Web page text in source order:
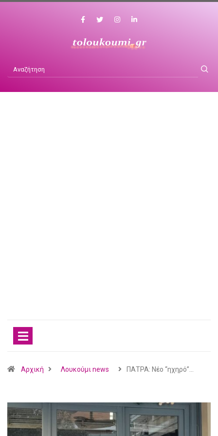
Αρχική Λουκούμι news ΠΑΤΡΑ: Νέο “ηχηρό”…